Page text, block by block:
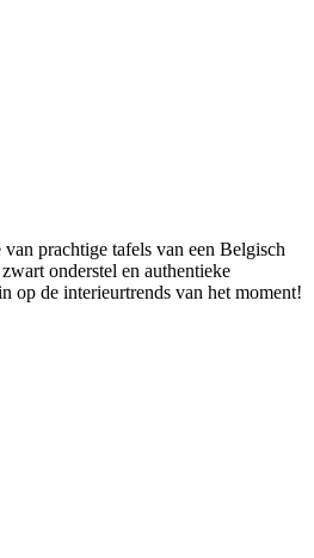
prachtige tafels van een Belgisch
onderstel en authentieke
op de interieurtrends van het moment!